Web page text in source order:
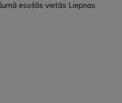
esošās vietās Liepnas